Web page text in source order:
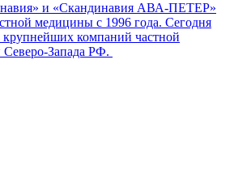
и «Скандинавия АВА-ПЕТЕР»
медицины с 1996 года. Сегодня
крупнейших компаний частной
Запада РФ.